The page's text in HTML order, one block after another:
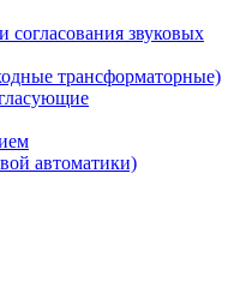
согласования звуковых
трансформаторные)
автоматики)